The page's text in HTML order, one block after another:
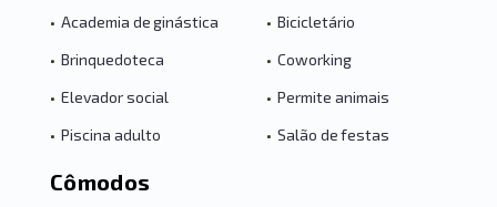
• Academia de ginástica • Bicicletário
• Brinquedoteca • Coworking
• Elevador social • Permite animais
• Piscina adulto • Salão de festas
Cômodos